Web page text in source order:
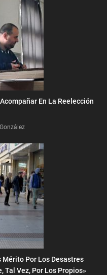
En La Reelección
Por Los Desastres
Tal Vez, Por Los Propios»